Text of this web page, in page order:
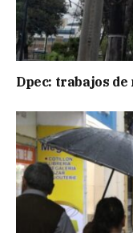
Dpec: trabajos